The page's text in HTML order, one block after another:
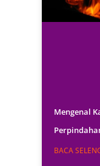
Mengenal
BACA